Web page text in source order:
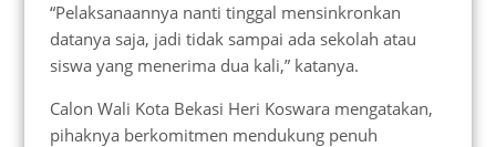
“Pelaksanaannya nanti tinggal mensinkronkan
datanya saja, jadi tidak sampai ada sekolah atau
siswa yang menerima dua kali,” katanya.
Calon Wali Kota Bekasi Heri Koswara mengatakan,
pihaknya berkomitmen mendukung penuh